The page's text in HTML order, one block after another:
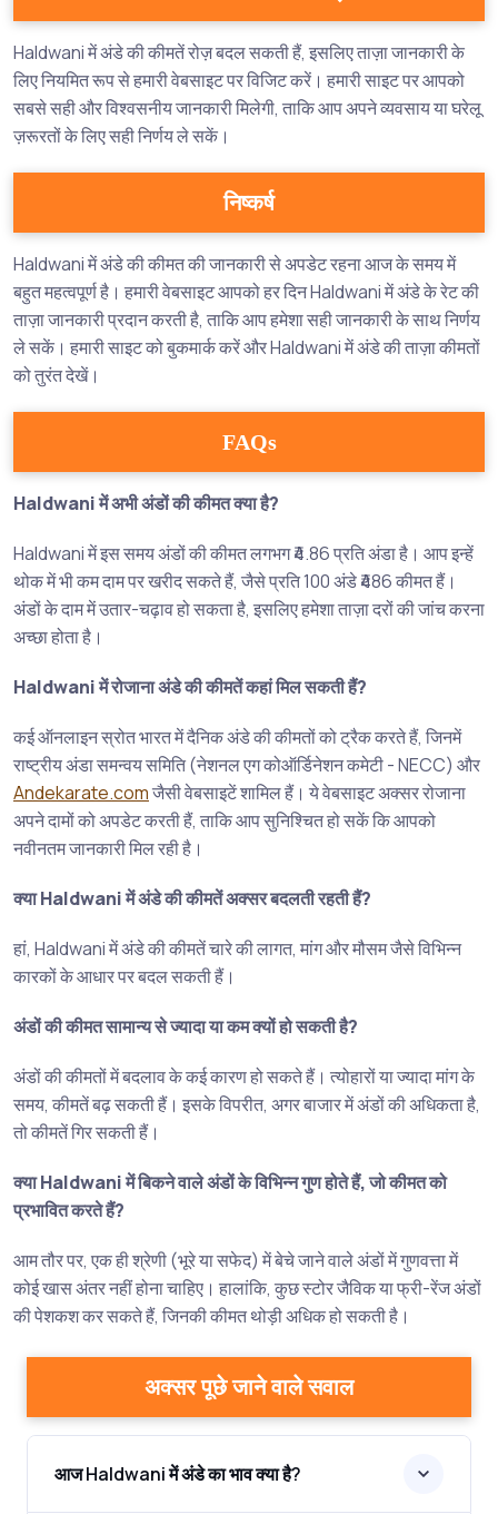
Haldwani में अंडे की कीमतें रोज़ बदल सकती हैं, इसलिए ताज़ा जानकारी के
लिए नियमित रूप से हमारी वेबसाइट पर विजिट करें। हमारी साइट पर आपको
सबसे सही और विश्वसनीय जानकारी मिलेगी, ताकि आप अपने व्यवसाय या घरेलू
ज़रूरतों के लिए सही निर्णय ले सकें।
निष्कर्ष
Haldwani में अंडे की कीमत की जानकारी से अपडेट रहना आज के समय में
बहुत महत्वपूर्ण है। हमारी वेबसाइट आपको हर दिन Haldwani में अंडे के रेट की
ताज़ा जानकारी प्रदान करती है, ताकि आप हमेशा सही जानकारी के साथ निर्णय
ले सकें। हमारी साइट को बुकमार्क करें और Haldwani में अंडे की ताज़ा कीमतों
को तुरंत देखें।
FAQs
Haldwani में अभी अंडों की कीमत क्या है?
Haldwani में इस समय अंडों की कीमत लगभग ₹4.86 प्रति अंडा है। आप इन्हें
थोक में भी कम दाम पर खरीद सकते हैं, जैसे प्रति 100 अंडे ₹486 कीमत हैं।
अंडों के दाम में उतार-चढ़ाव हो सकता है, इसलिए हमेशा ताज़ा दरों की जांच करना
अच्छा होता है।
Haldwani में रोजाना अंडे की कीमतें कहां मिल सकती हैं?
कई ऑनलाइन स्रोत भारत में दैनिक अंडे की कीमतों को ट्रैक करते हैं, जिनमें
राष्ट्रीय अंडा समन्वय समिति (नेशनल एग कोऑर्डिनेशन कमेटी - NECC) और
Andekarate.comजैसी वेबसाइटें शामिल हैं। ये वेबसाइट अक्सर रोजाना
अपने दामों को अपडेट करती हैं, ताकि आप सुनिश्चित हो सकें कि आपको
नवीनतम जानकारी मिल रही है।
क्या Haldwani में अंडे की कीमतें अक्सर बदलती रहती हैं?
हां, Haldwani में अंडे की कीमतें चारे की लागत, मांग और मौसम जैसे विभिन्न
कारकों के आधार पर बदल सकती हैं।
अंडों की कीमत सामान्य से ज्यादा या कम क्यों हो सकती है?
अंडों की कीमतों में बदलाव के कई कारण हो सकते हैं। त्योहारों या ज्यादा मांग के
समय, कीमतें बढ़ सकती हैं। इसके विपरीत, अगर बाजार में अंडों की अधिकता है,
तो कीमतें गिर सकती हैं।
क्या Haldwani में बिकने वाले अंडों के विभिन्न गुण होते हैं, जो कीमत को
प्रभावित करते हैं?
आम तौर पर, एक ही श्रेणी (भूरे या सफेद) में बेचे जाने वाले अंडों में गुणवत्ता में
कोई खास अंतर नहीं होना चाहिए। हालांकि, कुछ स्टोर जैविक या फ्री-रेंज अंडों
की पेशकश कर सकते हैं, जिनकी कीमत थोड़ी अधिक हो सकती है।
अक्सर पूछे जाने वाले सवाल
आज Haldwani में अंडे का भाव क्या है?